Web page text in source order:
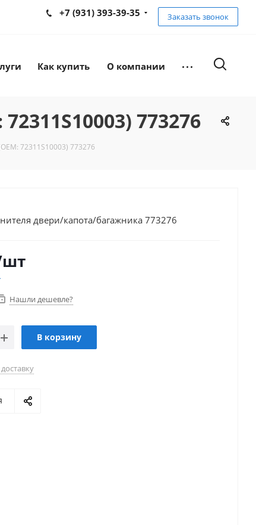
+7 (931) 393-39-35 Заказать звонок
Как купить О компании
773276
72311S10003) 773276
двери/капота/багажника 773276
Нашли дешевле?
В корзину